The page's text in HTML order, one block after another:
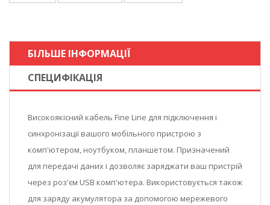
БІЛЬШЕ ІНФОРМАЦІЇ
СПЕЦИФІКАЦІЯ
Високоякісний кабель Fine Line для підключення і
синхронізації вашого мобільного пристрою з
комп'ютером, ноутбуком, планшетом. Призначений
для передачі даних і дозволяє заряджати ваш пристрій
через роз'єм USB комп'ютера. Використовується також
для заряду акумулятора за допомогою мережевого